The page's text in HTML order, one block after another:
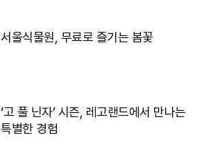
서울식물원, 무료로 즐기는 봄꽃
‘고 풀 닌자’ 시즌, 레고랜드에서 만나는
특별한 경험